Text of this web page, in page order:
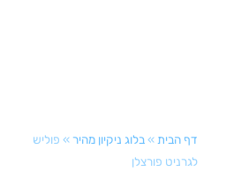
»בלוג ניקיון מהיר »פוליש
פורצלן